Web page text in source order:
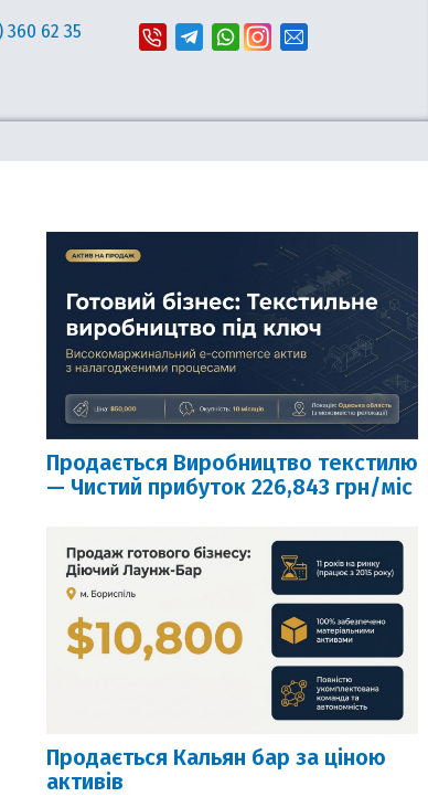
360 62 35
Продається Виробництво текстилю
— Чистий прибуток 226,843 грн/міс
Продається Кальян бар за ціною
активів